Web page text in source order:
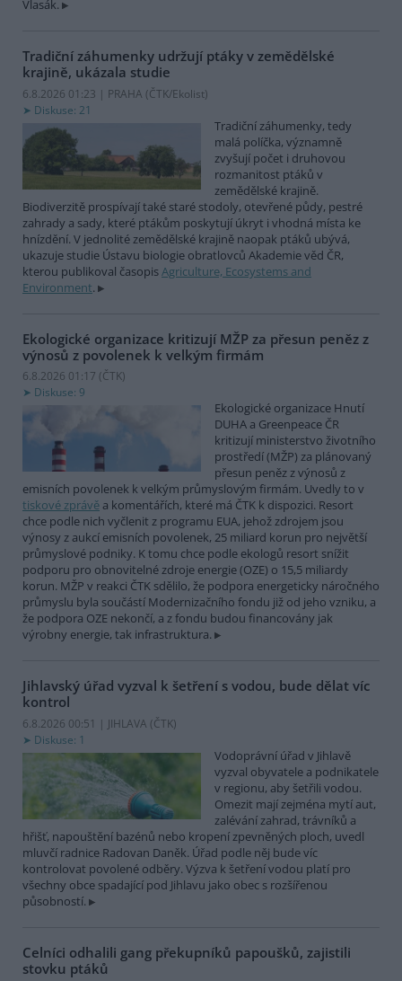
Vlasák.
Tradiční záhumenky udržují ptáky v zemědělské
krajině, ukázala studie
6.8.2026 01:23 | PRAHA (ČTK/Ekolist)
Diskuse: 21
Tradiční záhumenky, tedy
malá políčka, významně
zvyšují počet i druhovou
rozmanitost ptáků v
zemědělské krajině.
Biodiverzitě prospívají také staré stodoly, otevřené půdy, pestré
zahrady a sady, které ptákům poskytují úkryt i vhodná místa ke
hnízdění. V jednolité zemědělské krajině naopak ptáků ubývá,
ukazuje studie Ústavu biologie obratlovců Akademie věd ČR,
kterou publikoval časopisAgriculture, Ecosystems and
Environment.
Ekologické organizace kritizují MŽP za přesun peněz z
výnosů z povolenek k velkým firmám
6.8.2026 01:17 (ČTK)
Diskuse: 9
Ekologické organizace Hnutí
DUHA a Greenpeace ČR
kritizují ministerstvo životního
prostředí (MŽP) za plánovaný
přesun peněz z výnosů z
emisních povolenek k velkým průmyslovým firmám. Uvedly to v
tiskové zprávě a komentářích, které má ČTK k dispozici. Resort
chce podle nich vyčlenit z programu EUA, jehož zdrojem jsou
výnosy z aukcí emisních povolenek, 25 miliard korun pro největší
průmyslové podniky. K tomu chce podle ekologů resort snížit
podporu pro obnovitelné zdroje energie (OZE) o 15,5 miliardy
korun. MŽP v reakci ČTK sdělilo, že podpora energeticky náročného
průmyslu byla součástí Modernizačního fondu již od jeho vzniku, a
že podpora OZE nekončí, a z fondu budou financovány jak
výrobny energie, tak infrastruktura.
Jihlavský úřad vyzval k šetření s vodou, bude dělat víc
kontrol
6.8.2026 00:51 | JIHLAVA (ČTK)
Diskuse: 1
Vodoprávní úřad v Jihlavě
vyzval obyvatele a podnikatele
v regionu, aby šetřili vodou.
Omezit mají zejména mytí aut,
zalévání zahrad, trávníků a
hřišť, napouštění bazénů nebo kropení zpevněných ploch, uvedl
mluvčí radnice Radovan Daněk. Úřad podle něj bude víc
kontrolovat povolené odběry. Výzva k šetření vodou platí pro
všechny obce spadající pod Jihlavu jako obec s rozšířenou
působností.
Celníci odhalili gang překupníků papoušků, zajistili
stovku ptáků